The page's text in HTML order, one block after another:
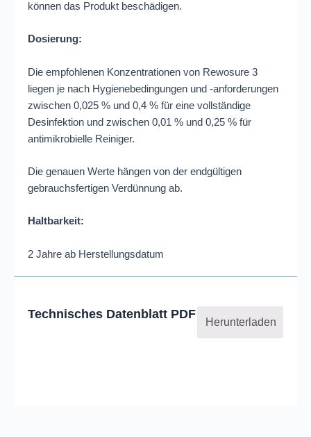
können das Produkt beschädigen.
Dosierung:
Die empfohlenen Konzentrationen von Rewosure 3
liegen je nach Hygienebedingungen und -anforderungen
zwischen 0,025 % und 0,4 % für eine vollständige
Desinfektion und zwischen 0,01 % und 0,25 % für
antimikrobielle Reiniger.
Die genauen Werte hängen von der endgültigen
gebrauchsfertigen Verdünnung ab.
Haltbarkeit:
2 Jahre ab Herstellungsdatum
Technisches Datenblatt PDF
Herunterladen